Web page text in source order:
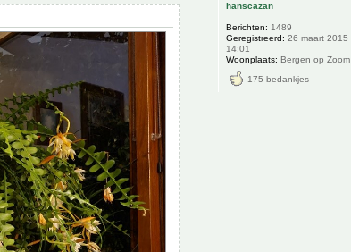
hanscazan
Berichten: 1489
Geregistreerd: 26 maart 2015
14:01
Woonplaats: Bergen op Zoom
175 bedankjes